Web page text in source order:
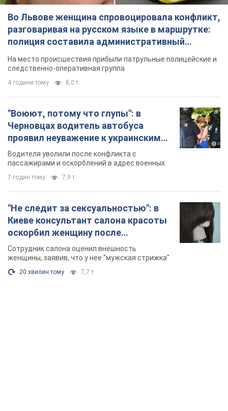
Во Львове женщина спровоцировала конфликт,
разговаривая на русском языке в маршрутке:
полиция составила административный
протокол. Видео
На место происшествия прибыли патрульные полицейские и
следственно-оперативная группа
4 години тому 8,0 т.
"Воюют, потому что глупы": в
Черновцах водитель автобуса
проявил неуважение к украинским
военным и поплатился за это.
Видео
Водителя уволили после конфликта с
пассажирами и оскорблений в адрес военных
7 годин тому 7,9 т.
"Не следит за сексуальностью": в
Киеве консультант салона красоты
оскорбил женщину после
химиотерапии, разгорелся скандал.
Фото
Сотрудник салона оценил внешность
женщины, заявив, что у нее "мужская стрижка"
20 хвилин тому 7,7 т.